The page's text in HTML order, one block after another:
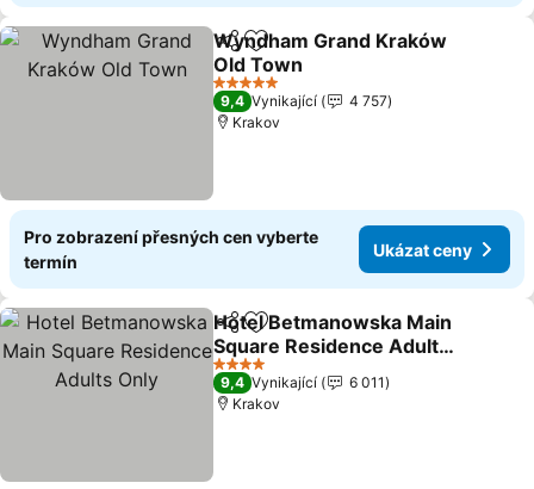
SdíletPřidat na seznam oblíbených
Wyndham Grand Kraków
Old Town
5 Počet hvězdiček
9,4 Vynikající
4 757
Krakov
Pro zobrazení přesných cen vyberte
termín
Ukázat ceny
SdíletPřidat na seznam oblíbených
Hotel Betmanowska Main
Square Residence Adults
Only
4 Počet hvězdiček
9,4 Vynikající
6 011
Krakov